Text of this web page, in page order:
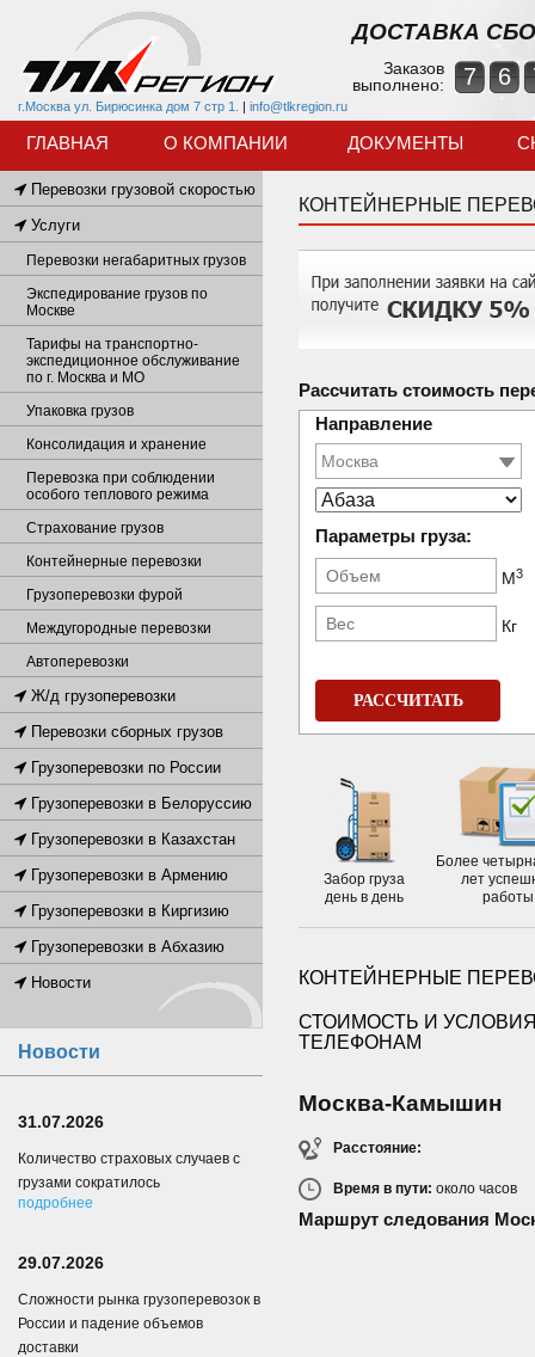
г.Москва ул. Бирюсинка дом 7 стр 1. | info@tlkregion.ru
ДОСТАВКА
Заказов
выполнено:
7 6
ГЛАВНАЯ О КОМПАНИИ ДОКУМЕНТЫ
КОНТЕЙНЕРНЫЕ
Рассчитать стоимость
Направление
Параметры груза:
М3
Кг
РАССЧИТАТЬ
Забор груза
день в день
Более
лет
работы
КОНТЕЙНЕРНЫЕ
СТОИМОСТЬ И
ТЕЛЕФОНАМ
Москва-Камышин
Расстояние:
Время в пути: около часов
Маршрут следования
Перевозки грузовой скоростью
Услуги
Перевозки негабаритных грузов
Экспедирование грузов по
Москве
Тарифы на транспортно-
экспедиционное обслуживание
по г. Москва и МО
Упаковка грузов
Консолидация и хранение
Перевозка при соблюдении
особого теплового режима
Страхование грузов
Контейнерные перевозки
Грузоперевозки фурой
Междугородные перевозки
Автоперевозки
Ж/д грузоперевозки
Перевозки сборных грузов
Грузоперевозки по России
Грузоперевозки в Белоруссию
Грузоперевозки в Казахстан
Грузоперевозки в Армению
Грузоперевозки в Киргизию
Грузоперевозки в Абхазию
Новости
Новости
31.07.2026
Количество страховых случаев с
грузами сократилось
подробнее
29.07.2026
Сложности рынка грузоперевозок в
России и падение объемов
доставки